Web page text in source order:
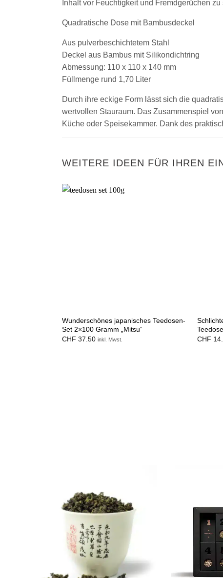
Inhalt vor Feuchtigkeit und Fremdgerüchen zu
Quadratische Dose mit Bambusdeckel
Aus pulverbeschichtetem Stahl
Deckel aus Bambus mit Silikondichtring
Abmessung: 110 x 110 x 140 mm
Füllmenge rund 1,70 Liter
Durch ihre eckige Form lässt sich die
wertvollen Stauraum. Das Zusammenspiel
Küche oder Speisekammer. Dank des
WEITERE IDEEN FÜR IHREN
Wunderschönes japanisches Teedosen-
Set 2×100 Gramm „Mitsu“
CHF 37.50 inkl. Mwst.
CHF